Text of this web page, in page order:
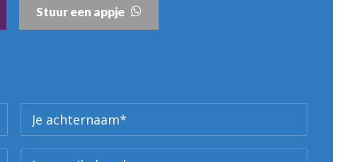
Stuur een appje